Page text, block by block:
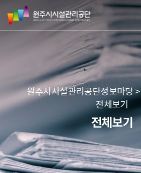
네
본문 바로가기
메뉴 바로가기
원
주
시
리
공
단
원주시시설관리공단정보마당
전체보기
전체보기